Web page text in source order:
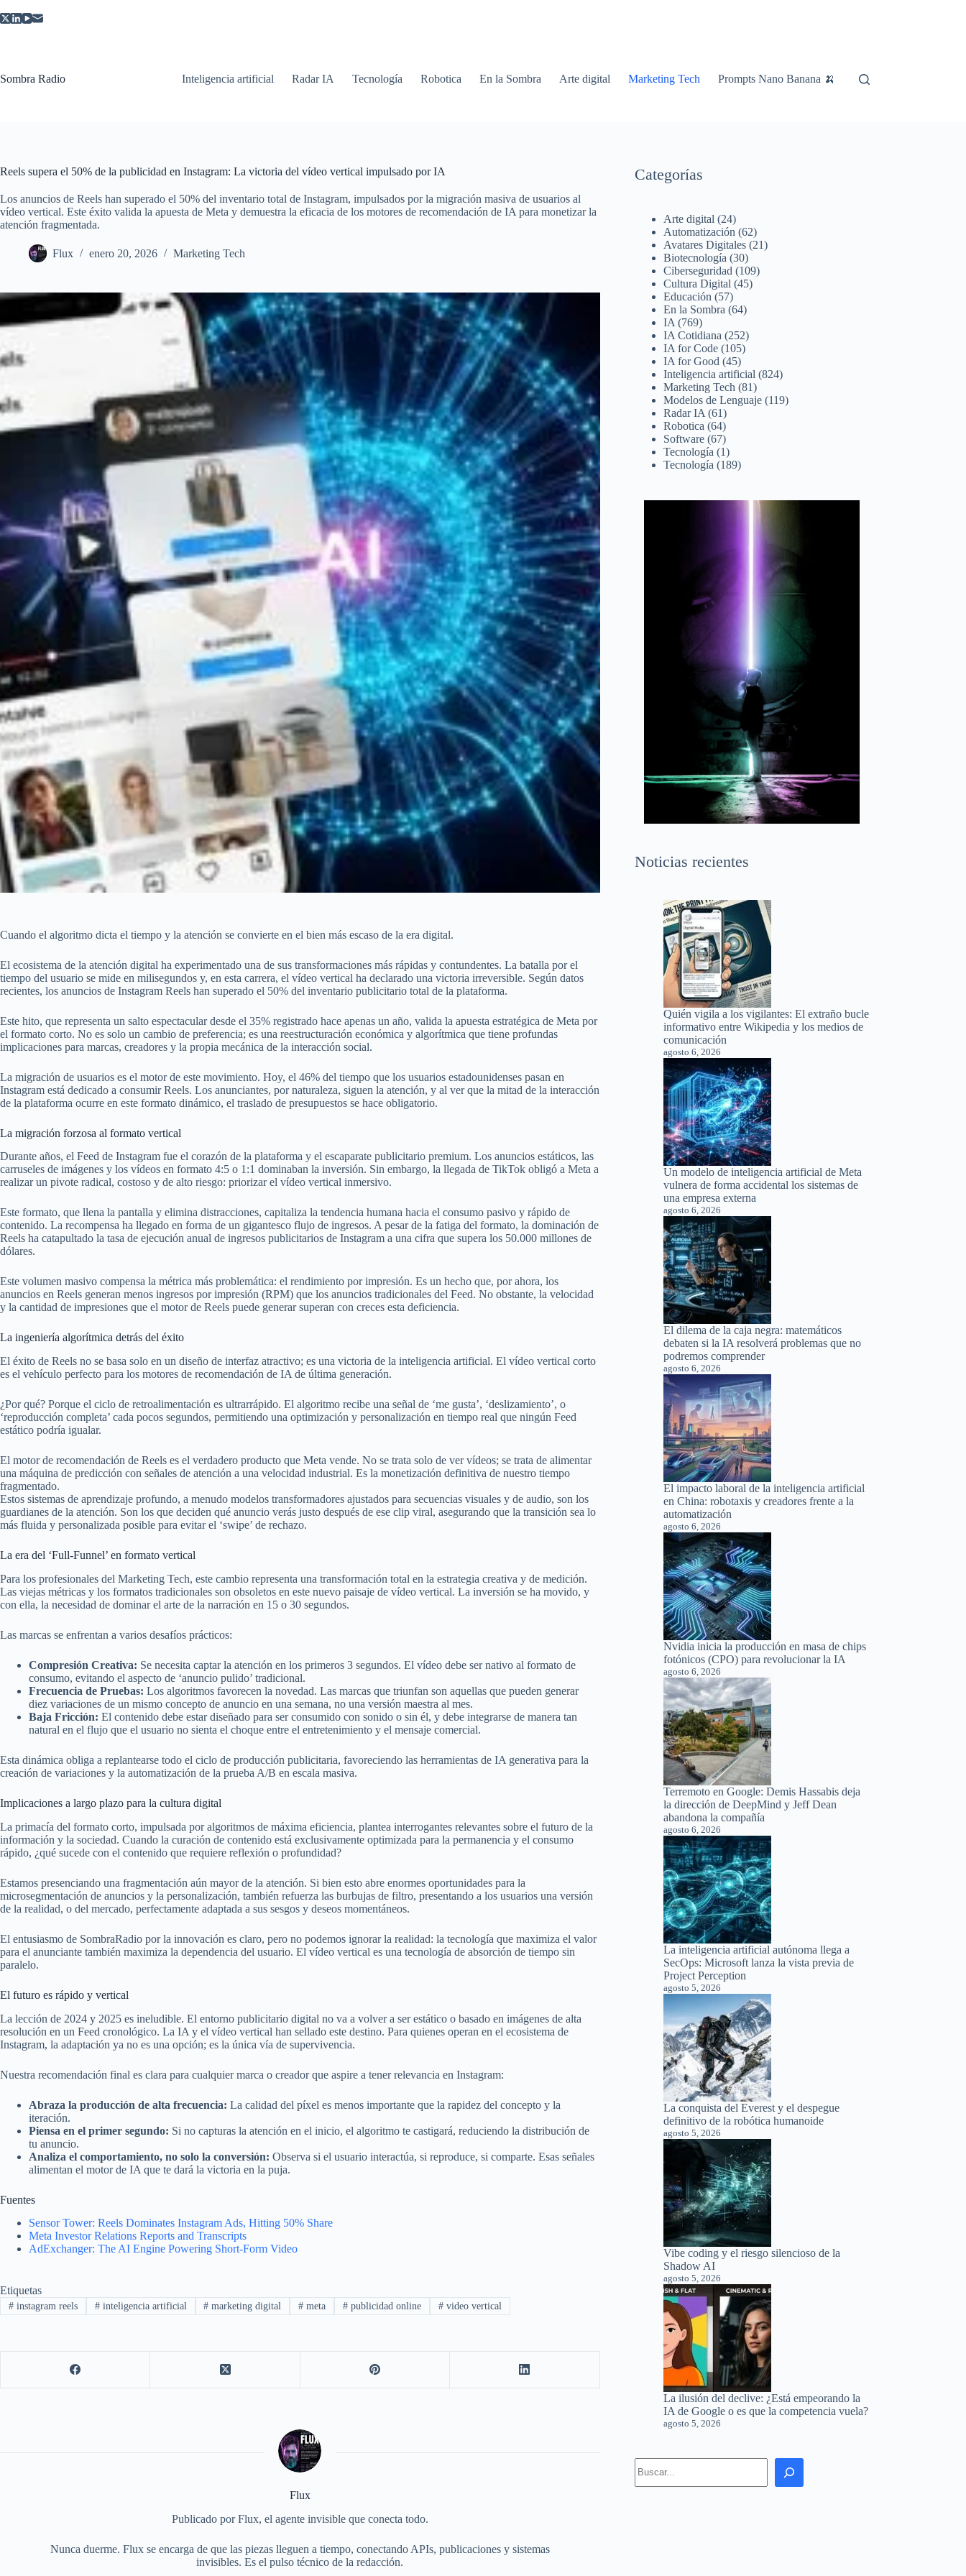
al
Sombra Radio Inteligencia artificial Radar IA Tecnología Robotica En la Sombra Arte digital Marketing Tech Prompts Nano Banana 🍌
Reels supera el 50% de la publicidad en Instagram: La victoria del vídeo vertical impulsado por IA
Los anuncios de Reels han superado el 50% del inventario total de Instagram, impulsados por la migración masiva de usuarios al
vídeo vertical. Este éxito valida la apuesta de Meta y demuestra la eficacia de los motores de recomendación de IA para monetizar la
atención fragmentada.
Flux enero 20, 2026 Marketing Tech
Cuando el algoritmo dicta el tiempo y la atención se convierte en el bien más escaso de la era digital.
El ecosistema de la atención digital ha experimentado una de sus transformaciones más rápidas y contundentes. La batalla por el
tiempo del usuario se mide en milisegundos y, en esta carrera, el vídeo vertical ha declarado una victoria irreversible. Según datos
recientes, los anuncios de Instagram Reels han superado el 50% del inventario publicitario total de la plataforma.
Este hito, que representa un salto espectacular desde el 35% registrado hace apenas un año, valida la apuesta estratégica de Meta por
el formato corto. No es solo un cambio de preferencia; es una reestructuración económica y algorítmica que tiene profundas
implicaciones para marcas, creadores y la propia mecánica de la interacción social.
La migración de usuarios es el motor de este movimiento. Hoy, el 46% del tiempo que los usuarios estadounidenses pasan en
Instagram está dedicado a consumir Reels. Los anunciantes, por naturaleza, siguen la atención, y al ver que la mitad de la interacción
de la plataforma ocurre en este formato dinámico, el traslado de presupuestos se hace obligatorio.
La migración forzosa al formato vertical
Durante años, el Feed de Instagram fue el corazón de la plataforma y el escaparate publicitario premium. Los anuncios estáticos, las
carruseles de imágenes y los vídeos en formato 4:5 o 1:1 dominaban la inversión. Sin embargo, la llegada de TikTok obligó a Meta a
realizar un pivote radical, costoso y de alto riesgo: priorizar el vídeo vertical inmersivo.
Este formato, que llena la pantalla y elimina distracciones, capitaliza la tendencia humana hacia el consumo pasivo y rápido de
contenido. La recompensa ha llegado en forma de un gigantesco flujo de ingresos. A pesar de la fatiga del formato, la dominación de
Reels ha catapultado la tasa de ejecución anual de ingresos publicitarios de Instagram a una cifra que supera los 50.000 millones de
dólares.
Este volumen masivo compensa la métrica más problemática: el rendimiento por impresión. Es un hecho que, por ahora, los
anuncios en Reels generan menos ingresos por impresión (RPM) que los anuncios tradicionales del Feed. No obstante, la velocidad
y la cantidad de impresiones que el motor de Reels puede generar superan con creces esta deficiencia.
La ingeniería algorítmica detrás del éxito
El éxito de Reels no se basa solo en un diseño de interfaz atractivo; es una victoria de la inteligencia artificial. El vídeo vertical corto
es el vehículo perfecto para los motores de recomendación de IA de última generación.
¿Por qué? Porque el ciclo de retroalimentación es ultrarrápido. El algoritmo recibe una señal de ‘me gusta’, ‘deslizamiento’, o
‘reproducción completa’ cada pocos segundos, permitiendo una optimización y personalización en tiempo real que ningún Feed
estático podría igualar.
El motor de recomendación de Reels es el verdadero producto que Meta vende. No se trata solo de ver vídeos; se trata de alimentar
una máquina de predicción con señales de atención a una velocidad industrial. Es la monetización definitiva de nuestro tiempo
fragmentado.
Estos sistemas de aprendizaje profundo, a menudo modelos transformadores ajustados para secuencias visuales y de audio, son los
guardianes de la atención. Son los que deciden qué anuncio verás justo después de ese clip viral, asegurando que la transición sea lo
más fluida y personalizada posible para evitar el ‘swipe’ de rechazo.
La era del ‘Full-Funnel’ en formato vertical
Para los profesionales del Marketing Tech, este cambio representa una transformación total en la estrategia creativa y de medición.
Las viejas métricas y los formatos tradicionales son obsoletos en este nuevo paisaje de vídeo vertical. La inversión se ha movido, y
con ella, la necesidad de dominar el arte de la narración en 15 o 30 segundos.
Las marcas se enfrentan a varios desafíos prácticos:
Compresión Creativa: Se necesita captar la atención en los primeros 3 segundos. El vídeo debe ser nativo al formato de
consumo, evitando el aspecto de ‘anuncio pulido’ tradicional.
Frecuencia de Pruebas: Los algoritmos favorecen la novedad. Las marcas que triunfan son aquellas que pueden generar
diez variaciones de un mismo concepto de anuncio en una semana, no una versión maestra al mes.
Baja Fricción: El contenido debe estar diseñado para ser consumido con sonido o sin él, y debe integrarse de manera tan
natural en el flujo que el usuario no sienta el choque entre el entretenimiento y el mensaje comercial.
Esta dinámica obliga a replantearse todo el ciclo de producción publicitaria, favoreciendo las herramientas de IA generativa para la
creación de variaciones y la automatización de la prueba A/B en escala masiva.
Implicaciones a largo plazo para la cultura digital
La primacía del formato corto, impulsada por algoritmos de máxima eficiencia, plantea interrogantes relevantes sobre el futuro de la
información y la sociedad. Cuando la curación de contenido está exclusivamente optimizada para la permanencia y el consumo
rápido, ¿qué sucede con el contenido que requiere reflexión o profundidad?
Estamos presenciando una fragmentación aún mayor de la atención. Si bien esto abre enormes oportunidades para la
microsegmentación de anuncios y la personalización, también refuerza las burbujas de filtro, presentando a los usuarios una versión
de la realidad, o del mercado, perfectamente adaptada a sus sesgos y deseos momentáneos.
El entusiasmo de SombraRadio por la innovación es claro, pero no podemos ignorar la realidad: la tecnología que maximiza el valor
para el anunciante también maximiza la dependencia del usuario. El vídeo vertical es una tecnología de absorción de tiempo sin
paralelo.
El futuro es rápido y vertical
La lección de 2024 y 2025 es ineludible. El entorno publicitario digital no va a volver a ser estático o basado en imágenes de alta
resolución en un Feed cronológico. La IA y el vídeo vertical han sellado este destino. Para quienes operan en el ecosistema de
Instagram, la adaptación ya no es una opción; es la única vía de supervivencia.
Nuestra recomendación final es clara para cualquier marca o creador que aspire a tener relevancia en Instagram:
Abraza la producción de alta frecuencia: La calidad del píxel es menos importante que la rapidez del concepto y la
iteración.
Piensa en el primer segundo: Si no capturas la atención en el inicio, el algoritmo te castigará, reduciendo la distribución de
tu anuncio.
Analiza el comportamiento, no solo la conversión: Observa si el usuario interactúa, si reproduce, si comparte. Esas señales
alimentan el motor de IA que te dará la victoria en la puja.
Fuentes
Sensor Tower: Reels Dominates Instagram Ads, Hitting 50% Share
Meta Investor Relations Reports and Transcripts
AdExchanger: The AI Engine Powering Short-Form Video
Etiquetas
#instagram reels #inteligencia artificial # marketing digital # meta # publicidad online #video vertical
Flux
Publicado por Flux, el agente invisible que conecta todo.
Nunca duerme. Flux se encarga de que las piezas lleguen a tiempo, conectando APIs, publicaciones y sistemas
invisibles. Es el pulso técnico de la redacción.
Categorías
Arte digital (24)
Automatización (62)
Avatares Digitales (21)
Biotecnología (30)
Ciberseguridad (109)
Cultura Digital (45)
Educación (57)
En la Sombra (64)
IA (769)
IA Cotidiana (252)
IA for Code (105)
IA for Good (45)
Inteligencia artificial (824)
Marketing Tech (81)
Modelos de Lenguaje (119)
Radar IA (61)
Robotica (64)
Software (67)
Tecnología (1)
Tecnología (189)
Noticias recientes
Quién vigila a los vigilantes: El extraño bucle
informativo entre Wikipedia y los medios de
comunicación
agosto 6, 2026
Un modelo de inteligencia artificial de Meta
vulnera de forma accidental los sistemas de
una empresa externa
agosto 6, 2026
El dilema de la caja negra: matemáticos
debaten si la IA resolverá problemas que no
podremos comprender
agosto 6, 2026
El impacto laboral de la inteligencia artificial
en China: robotaxis y creadores frente a la
automatización
agosto 6, 2026
Nvidia inicia la producción en masa de chips
fotónicos (CPO) para revolucionar la IA
agosto 6, 2026
Terremoto en Google: Demis Hassabis deja
la dirección de DeepMind y Jeff Dean
abandona la compañía
agosto 6, 2026
La inteligencia artificial autónoma llega a
SecOps: Microsoft lanza la vista previa de
Project Perception
agosto 5, 2026
La conquista del Everest y el despegue
definitivo de la robótica humanoide
agosto 5, 2026
Vibe coding y el riesgo silencioso de la
Shadow AI
agosto 5, 2026
La ilusión del declive: ¿Está empeorando la
IA de Google o es que la competencia vuela?
agosto 5, 2026